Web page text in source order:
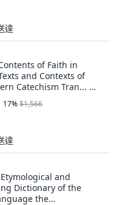
達
of Faith in
and Contexts of
Catechism Tran... 平
英文
17%$1,566
達
Etymological and
Dictionary of the
the